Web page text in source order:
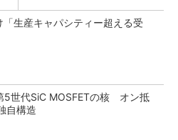
「生産キャパシティー超える受
5世代SiC MOSFETの核 オン抵
自構造